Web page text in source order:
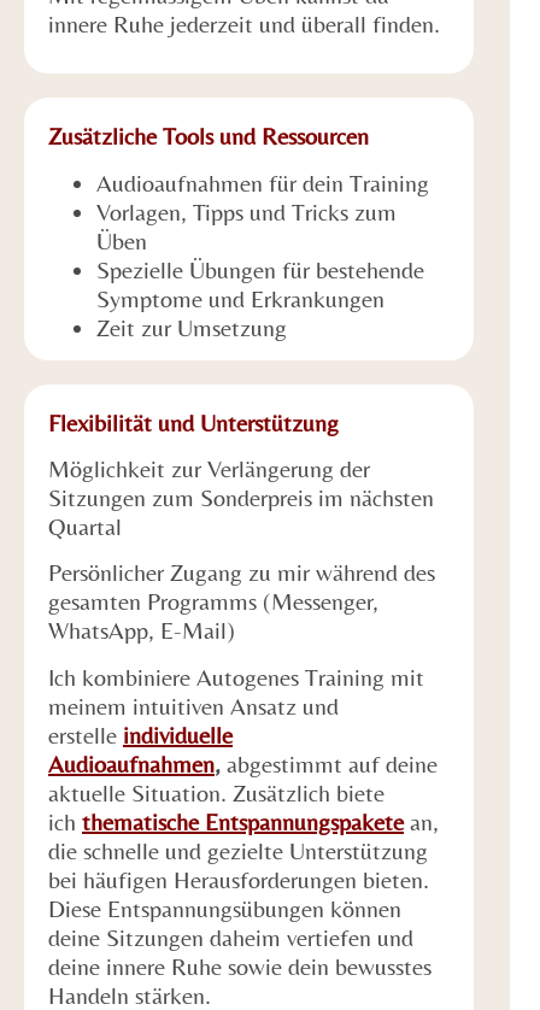
innere Ruhe jederzeit und überall finden.
Zusätzliche Tools und Ressourcen
Audioaufnahmen für dein Training
Vorlagen, Tipps und Tricks zum
Üben
Spezielle Übungen für bestehende
Symptome und Erkrankungen
Zeit zur Umsetzung
Flexibilität und Unterstützung
Möglichkeit zur Verlängerung der
Sitzungen zum Sonderpreis im nächsten
Quartal
Persönlicher Zugang zu mir während des
gesamten Programms (Messenger,
WhatsApp, E-Mail)
Ich kombiniere Autogenes Training mit
meinem intuitiven Ansatz und
erstelle individuelle
Audioaufnahmen, abgestimmt auf deine
aktuelle Situation. Zusätzlich biete
ich thematische Entspannungspaketean,
die schnelle und gezielte Unterstützung
bei häufigen Herausforderungen bieten.
Diese Entspannungsübungen können
deine Sitzungen daheim vertiefen und
deine innere Ruhe sowie dein bewusstes
Handeln stärken.